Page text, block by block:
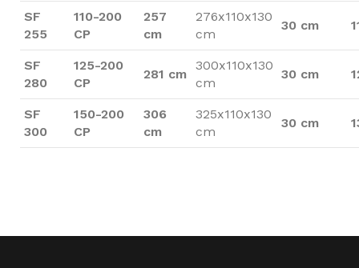
SF
255
110-200
CP
257
cm
276x110x130
cm
30 cm
SF
280
125-200
CP
281 cm
300x110x130
cm
30 cm
SF
300
150-200
CP
306
cm
325x110x130
cm
30 cm